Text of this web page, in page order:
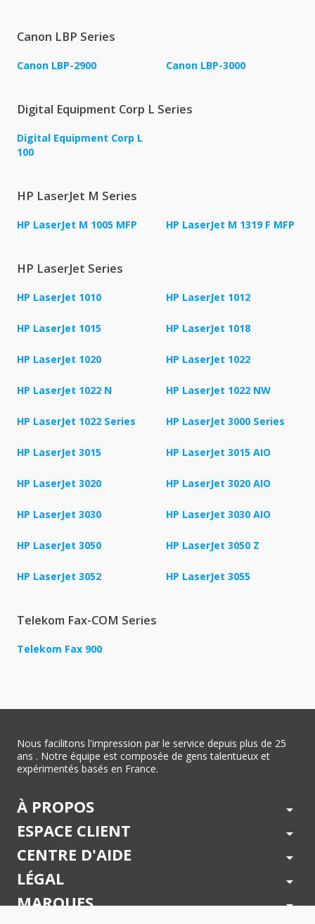
Canon LBP Series
Canon LBP-2900 Canon LBP-3000
Digital Equipment Corp L Series
Digital Equipment Corp L
100
HP LaserJet M Series
HP LaserJet M 1005 MFP HP LaserJet M 1319 F MFP
HP LaserJet Series
HP LaserJet 1010 HP LaserJet 1012
HP LaserJet 1015 HP LaserJet 1018
HP LaserJet 1020 HP LaserJet 1022
HP LaserJet 1022 N HP LaserJet 1022 NW
HP LaserJet 1022 Series HP LaserJet 3000 Series
HP LaserJet 3015 HP LaserJet 3015 AIO
HP LaserJet 3020 HP LaserJet 3020 AIO
HP LaserJet 3030 HP LaserJet 3030 AIO
HP LaserJet 3050 HP LaserJet 3050 Z
HP LaserJet 3052 HP LaserJet 3055
Telekom Fax-COM Series
Telekom Fax 900
Nous facilitons l'impression par le service depuis plus de 25
ans . Notre équipe est composée de gens talentueux et
expérimentés basés en France.
À PROPOS arrow_drop_down
ESPACE CLIENT arrow_drop_down
CENTRE D'AIDE arrow_drop_down
LÉGAL arrow_drop_down
MARQUES arrow_drop_down